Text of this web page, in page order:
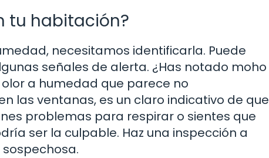
tu habitación?
necesitamos identificarla. Puede
señales de alerta. ¿Has notado moho
a humedad que parece no
las ventanas, es un claro indicativo de que
problemas para respirar o sientes que
ser la culpable. Haz una inspección a